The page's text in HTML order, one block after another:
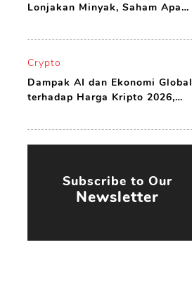
Lonjakan Minyak, Saham Apa
Crypto
Dampak AI dan Ekonomi Global
terhadap Harga Kripto 2026,
Subscribe to Our
Newsletter